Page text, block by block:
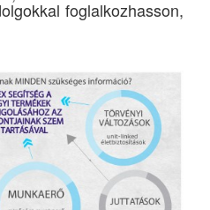
foglalkozhasson,